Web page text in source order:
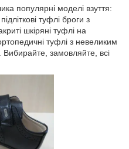
популярні моделі взуття:
туфлі броги з
шкіряні туфлі на
туфлі з невеликим
Вибирайте, замовляйте, всі